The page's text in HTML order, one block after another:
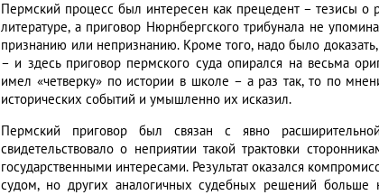
Пермский процесс был интересен как прецедент – тезисы о
литературе, а приговор Нюрнбергского трибунала не
признанию или непризнанию. Кроме того, надо было
– и здесь приговор пермского суда опирался на весьма
имел «четверку» по истории в школе – а раз так, то по
исторических событий и умышленно их исказил.
Пермский приговор был связан с явно
свидетельствовало о неприятии такой трактовки
государственными интересами. Результат оказался
судом, но других аналогичных судебных решений больше